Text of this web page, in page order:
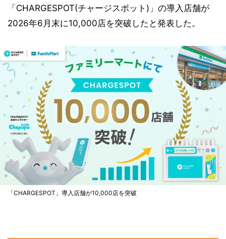
「CHARGESPOT(チャージスポット)」の導入店舗が
2026年6月末に10,000店を突破したと発表した。
「CHARGESPOT」導入店舗が10,000店を突破